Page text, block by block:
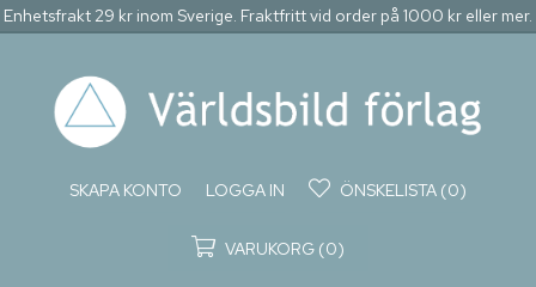
Enhetsfrakt 29 kr inom Sverige. Fraktfritt vid order på 1000 kr eller mer.
SKAPA KONTO LOGGA IN ÖNSKELISTA (0)
VARUKORG (0)